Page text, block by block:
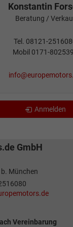
Konstantin
Beratung /
Tel. 08121-
Mobil 0171-
Anmelden
GmbH
München
Vereinbarung